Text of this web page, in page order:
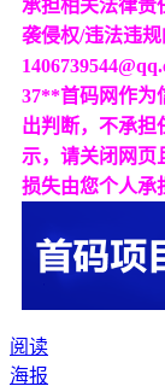
承担相关法律责
袭侵权/违法违规
37**首码网作为
出判断，不承担
示，请关闭网页
损失由您个人承
阅读
海报